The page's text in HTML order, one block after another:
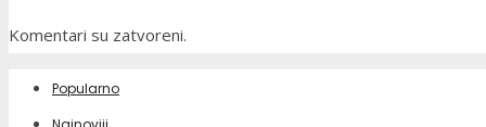
Komentari su zatvoreni.
Popularno